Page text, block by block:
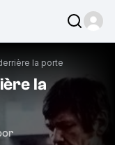
la porte
la